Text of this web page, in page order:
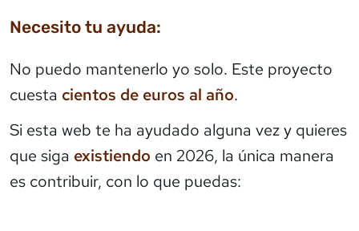
Necesito tu ayuda:
No puedo mantenerlo yo solo. Este proyecto
cuesta cientos de euros al año.
Si esta web te ha ayudado alguna vez y quieres
que siga existiendo en 2026, la única manera
es contribuir, con lo que puedas: